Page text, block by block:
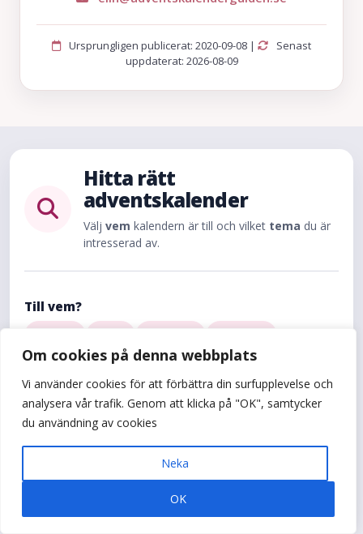
Om cookies på denna webbplats
Vi använder cookies för att förbättra din surfupplevelse och
analysera vår trafik. Genom att klicka på "OK", samtycker
du användning av cookies
Neka
OK
Ursprungligen publicerat: 2020-09-08 |
Senast
uppdaterat: 2026-08-09
Hitta rätt
adventskalender
Välj vem kalendern är till och vilket tema du är
intresserad av.
Till vem?
Pappa
Tema
Dryck Erotik
Skönhet Ätbart
Hjälp mig hitta rätt